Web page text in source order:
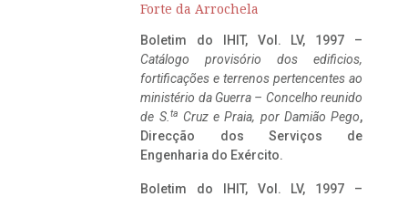
Forte da Arrochela
Boletim do IHIT, Vol. LV, 1997 –
Catálogo provisório dos edificios,
fortificações e terrenos pertencentes ao
ministério da Guerra – Concelho reunido
de S. ta Cruz e Praia, por Damião Pego,
Direcção dos Serviços de
Engenharia do Exército.
Boletim do IHIT, Vol. LV, 1997 –